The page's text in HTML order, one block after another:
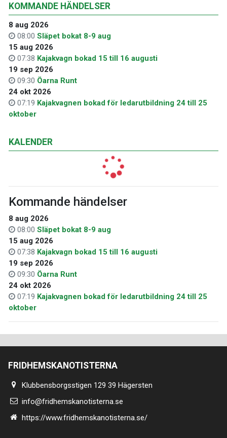
KOMMANDE HÄNDELSER
8 aug 2026
08:00 Släpet bokat 8-9 aug
15 aug 2026
07:38 Kajakvagn bokad 15 till 16 augusti
19 sep 2026
09:30 Öarna Runt
24 okt 2026
07:19 Kajakvagnen bokad för ledarutbildning 24 till 25
oktober
KALENDER
Kommande händelser
8 aug 2026
08:00 Släpet bokat 8-9 aug
15 aug 2026
07:38 Kajakvagn bokad 15 till 16 augusti
19 sep 2026
09:30 Öarna Runt
24 okt 2026
07:19 Kajakvagnen bokad för ledarutbildning 24 till 25
oktober
FRIDHEMSKANOTISTERNA
Klubbensborgsstigen 129 39 Hägersten
info@fridhemskanotisterna.se
https://www.fridhemskanotisterna.se/